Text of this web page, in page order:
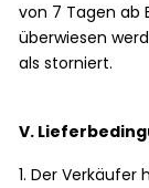
von 7 Tagen ab
überwiesen
als storniert.
V.
1. Der